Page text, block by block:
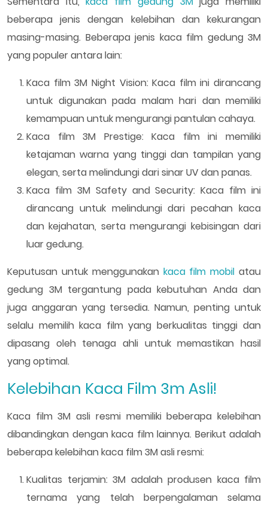
beberapa jenis dengan kelebihan dan kekurangan
masing-masing. Beberapa jenis kaca film gedung 3M
yang populer antara lain:
Kaca film 3M Night Vision: Kaca film ini dirancang
untuk digunakan pada malam hari dan memiliki
kemampuan untuk mengurangi pantulan cahaya.
Kaca film 3M Prestige: Kaca film ini memiliki
ketajaman warna yang tinggi dan tampilan yang
elegan, serta melindungi dari sinar UV dan panas.
Kaca film 3M Safety and Security: Kaca film ini
dirancang untuk melindungi dari pecahan kaca
dan kejahatan, serta mengurangi kebisingan dari
luar gedung.
Keputusan untuk menggunakan kaca film mobil atau
gedung 3M tergantung pada kebutuhan Anda dan
juga anggaran yang tersedia. Namun, penting untuk
selalu memilih kaca film yang berkualitas tinggi dan
dipasang oleh tenaga ahli untuk memastikan hasil
yang optimal.
Kelebihan Kaca Film 3m Asli!
Kaca film 3M asli resmi memiliki beberapa kelebihan
dibandingkan dengan kaca film lainnya. Berikut adalah
beberapa kelebihan kaca film 3M asli resmi:
Kualitas terjamin: 3M adalah produsen kaca film
ternama yang telah berpengalaman selama